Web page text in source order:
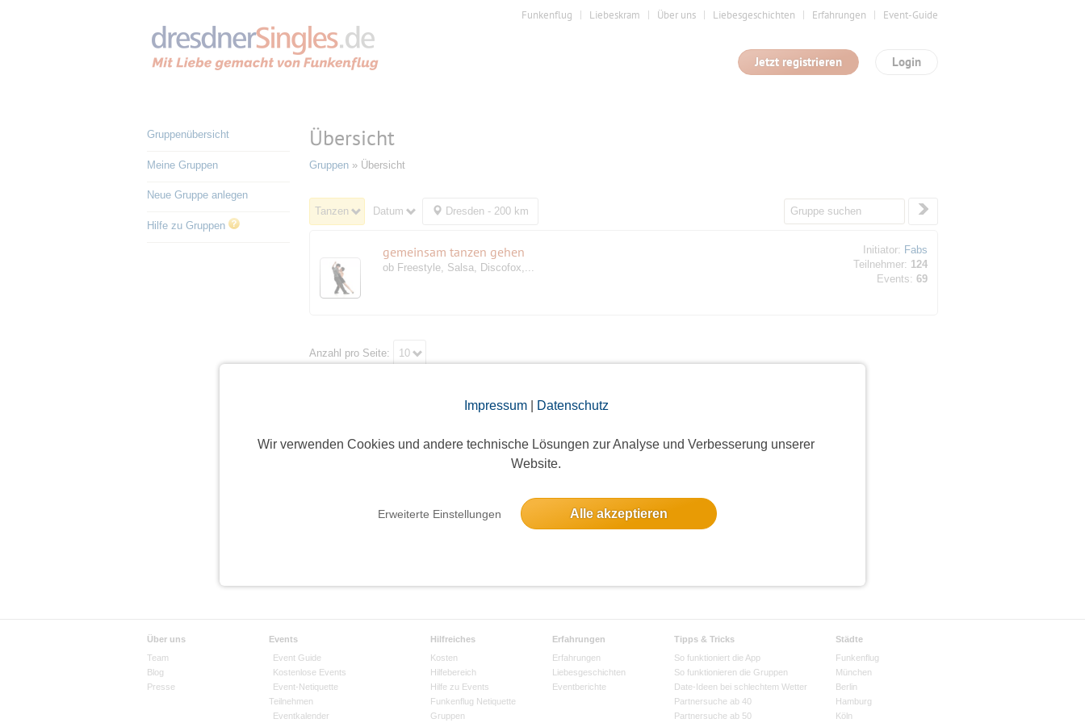
Impressum| Datenschutz
Wir verwenden Cookies und andere technische Lösungen zur Analyse und Verbesserung unserer
Website.
Erweiterte Einstellungen Alle akzeptieren
Funkenflug Liebeskram Über uns Liebesgeschichten Erfahrungen Event-Guide
Login
Jetzt registrieren
Gruppenübersicht
Meine Gruppen
Neue Gruppe anlegen
Hilfe zu Gruppen
Übersicht
Gruppen» Übersicht
Tanzen Datum Dresden - 200 km
gemeinsam tanzen gehen
ob Freestyle, Salsa, Discofox,...
Initiator: Fabs
Teilnehmer: 124
Events: 69
Anzahl pro Seite: 10
Über uns
Team
Blog
Presse
Events
Event Guide
Kostenlose Events
Event-Netiquette
Teilnehmen
Eventkalender
Hilfreiches
Kosten
Hilfebereich
Hilfe zu Events
Funkenflug Netiquette
Gruppen
Erfahrungen
Erfahrungen
Liebesgeschichten
Eventberichte
Tipps & Tricks
So funktioniert die App
So funktionieren die Gruppen
Date-Ideen bei schlechtem Wetter
Partnersuche ab 40
Partnersuche ab 50
Städte
Funkenflug
München
Berlin
Hamburg
Köln